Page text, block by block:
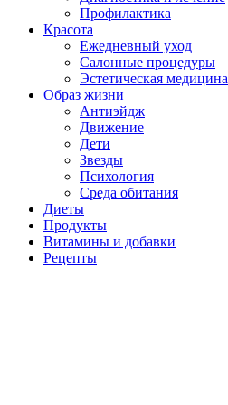
Профилактика
Красота
Ежедневный уход
Салонные процедуры
Эстетическая медицина
Образ жизни
Антиэйдж
Движение
Дети
Звезды
Психология
Среда обитания
Диеты
Продукты
Витамины и добавки
Рецепты